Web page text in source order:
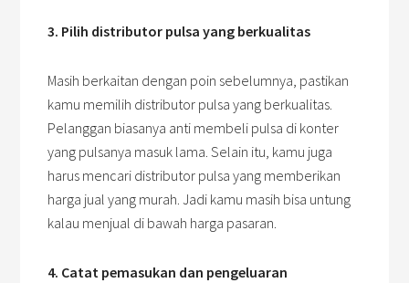
3. Pilih distributor pulsa yang berkualitas
Masih berkaitan dengan poin sebelumnya, pastikan
kamu memilih distributor pulsa yang berkualitas.
Pelanggan biasanya anti membeli pulsa di konter
yang pulsanya masuk lama. Selain itu, kamu juga
harus mencari distributor pulsa yang memberikan
harga jual yang murah. Jadi kamu masih bisa untung
kalau menjual di bawah harga pasaran.
4. Catat pemasukan dan pengeluaran